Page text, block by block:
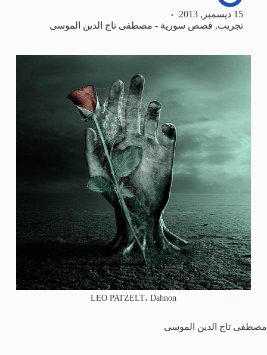
15 ديسمبر, 2013
تجريب, قصص سورية - مصطفى تاج الدين الموسى
LEO PATZELT، Dahnon
مصطفى تاج الدين الموسى